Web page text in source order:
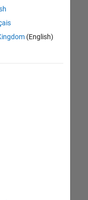
(English)